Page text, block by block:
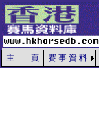
主 頁 賽 事 資 料